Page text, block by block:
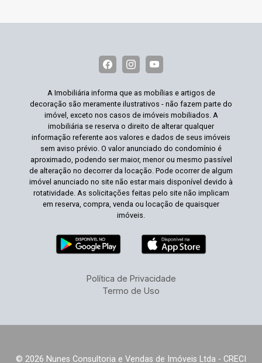
A Imobiliária informa que as mobílias e artigos de
decoração são meramente ilustrativos - não fazem parte do
imóvel, exceto nos casos de imóveis mobiliados. A
imobiliária se reserva o direito de alterar qualquer
informação referente aos valores e dados de seus imóveis
sem aviso prévio. O valor anunciado do condomínio é
aproximado, podendo ser maior, menor ou mesmo passível
de alteração no decorrer da locação. Pode ocorrer de algum
imóvel anunciado no site não estar mais disponível devido à
rotatividade. As solicitações feitas pelo site não implicam
em reserva, compra, venda ou locação de quaisquer
imóveis.
Política de Privacidade
Termo de Uso
© 2026 Nunes Consultoria e Vendas de Imóveis Ltda - CRECI